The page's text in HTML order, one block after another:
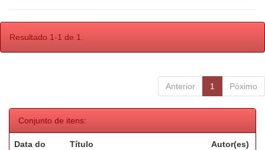
Resultado 1-1 de 1.
Anterior 1 Póximo
Conjunto de itens:
Data do
Título Autor(es)